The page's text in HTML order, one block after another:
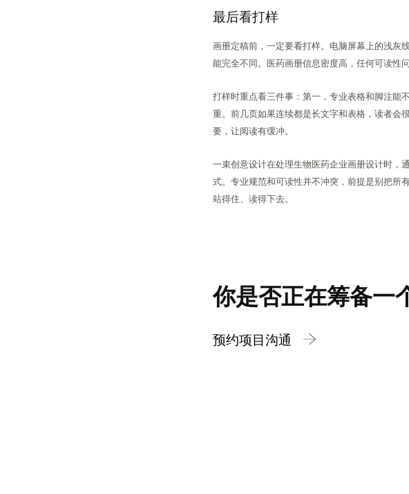
最后看打样
画册定稿前，一定要看打样。电脑屏幕上的浅灰
能完全不同。医药画册信息密度高，任何可读性
打样时重点看三件事：第一，专业表格和脚注能
重。前几页如果连续都是长文字和表格，读者会
要，让阅读有缓冲。
一束创意设计在处理生物医药企业画册设计时，
式。专业规范和可读性并不冲突，前提是别把所
站得住、读得下去。
你是否正在筹备一
预约项目沟通